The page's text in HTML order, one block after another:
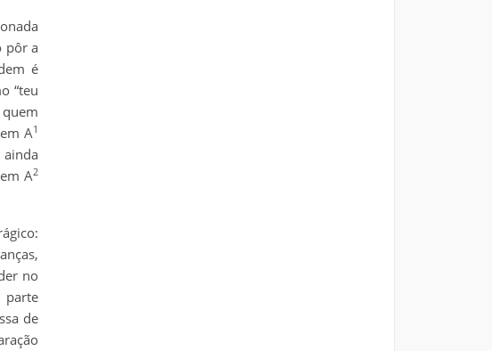
pôr a
é
“teu
A1
ainda
A2
no
de